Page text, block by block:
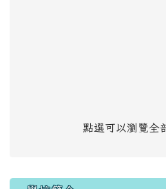
點選可以瀏覽全